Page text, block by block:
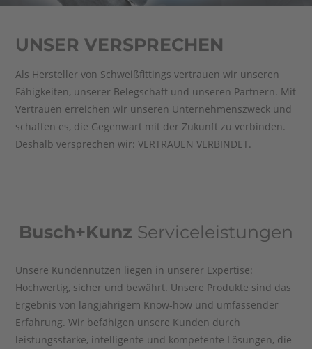
UNSER VERSPRECHEN
Als Hersteller von Schweißfittings vertrauen wir unseren
Fähigkeiten, unserer Belegschaft und unseren Partnern. Mit
Vertrauen erreichen wir unseren Unternehmenszweck und
schaffen es, die Gegenwart mit der Zukunft zu verbinden.
Deshalb versprechen wir: VERTRAUEN VERBINDET.
Busch+Kunz Serviceleistungen
Unsere Kundennutzen liegen in unserer Expertise:
Hochwertig, sicher und bewährt. Unsere Produkte sind das
Ergebnis von langjährigem Know-how und umfassender
Erfahrung. Wir befähigen unsere Kunden durch
leistungsstarke, intelligente und kompetente Lösungen, die